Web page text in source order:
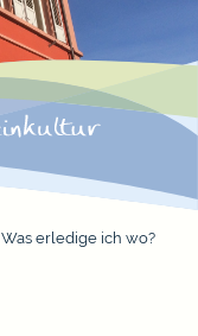
Was erledige ich wo?